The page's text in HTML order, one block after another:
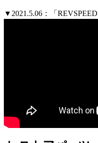
▼2021.5.06：「REVSPEED